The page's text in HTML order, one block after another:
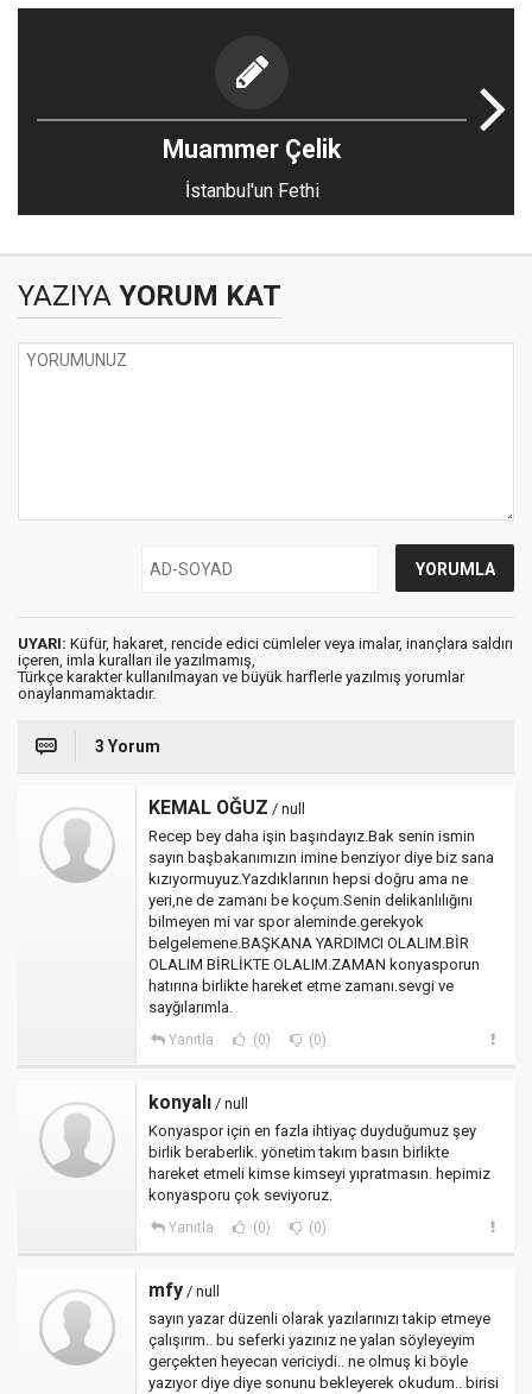
Muammer Çelik
İstanbul'un Fethi
YAZIYA YORUM KAT
UYARI: Küfür, hakaret, rencide edici cümleler veya imalar, inançlara saldırı
içeren, imla kuralları ile yazılmamış,
Türkçe karakter kullanılmayan ve büyük harflerle yazılmış yorumlar
onaylanmamaktadır.
3 Yorum
KEMAL OĞUZ / null
Recep bey daha işin başındayız.Bak senin ismin
sayın başbakanımızın imine benziyor diye biz sana
kızıyormuyuz.Yazdıklarının hepsi doğru ama ne
yeri,ne de zamanı be koçum.Senin delikanlılığını
bilmeyen mi var spor aleminde.gerekyok
belgelemene.BAŞKANA YARDIMCI OLALIM.BİR
OLALIM BİRLİKTE OLALIM.ZAMAN konyasporun
hatırına birlikte hareket etme zamanı.sevgi ve
sayğılarımla.
Yanıtla (0) (0)
konyalı / null
Konyaspor için en fazla ihtiyaç duyduğumuz şey
birlik beraberlik. yönetim takım basın birlikte
hareket etmeli kimse kimseyi yıpratmasın. hepimiz
konyasporu çok seviyoruz.
Yanıtla (0) (0)
mfy / null
sayın yazar düzenli olarak yazılarınızı takip etmeye
çalışırım.. bu seferki yazınız ne yalan söyleyeyim
gerçekten heyecan vericiydi.. ne olmuş ki böyle
yazıyor diye diye sonunu bekleyerek okudum.. birisi